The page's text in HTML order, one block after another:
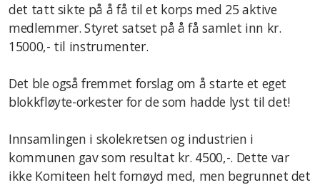
det tatt sikte på å få til et korps med 25 aktive
medlemmer. Styret satset på å få samlet inn kr.
15000,- til instrumenter.
Det ble også fremmet forslag om å starte et eget
blokkfløyte-orkester for de som hadde lyst til det!
Innsamlingen i skolekretsen og industrien i
kommunen gav som resultat kr. 4500,-. Dette var
ikke Komiteen helt fornøyd med, men begrunnet det